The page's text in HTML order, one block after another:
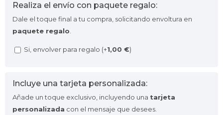
Realiza el envío con paquete regalo:
Dale el toque final a tu compra, solicitando envoltura en
paquete regalo
Si, envolver para regalo (+1,00 €)
Incluye una tarjeta personalizada:
Añade un toque exclusivo, incluyendo una tarjeta
personalizada con el mensaje que desees.